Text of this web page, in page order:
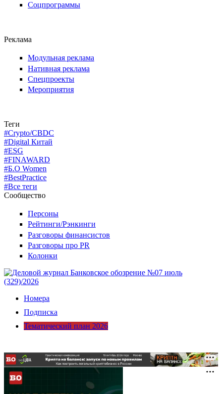
Соцпрограммы
Реклама
Модульная реклама
Нативная реклама
Спецпроекты
Мероприятия
Теги
#Crypto/CBDC
#Digital Китай
#ESG
#FINAWARD
#Б.О Women
#BestPractice
#Все теги
Сообщество
Персоны
Рейтинги/Рэнкинги
Разговоры финансистов
Разговоры про PR
Колонки
Номера
Подписка
Тематический план 2026